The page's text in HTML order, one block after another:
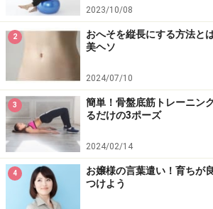
癒し系ナチュラル美人の休日
自然体の中にも女性らしさを垣間見る
彼女の休日の様子をチェック！
■傾向その１：休日は心の充電日
休日で心をリフレッシュ
2023/10/08
2
おへそを縦長にする方法と
美ヘソ
2024/07/10
3
簡単！骨盤底筋トレーニン
るだけの3ポーズ
2024/02/14
4
お嬢様の言葉遣い！育ちが
つけよう